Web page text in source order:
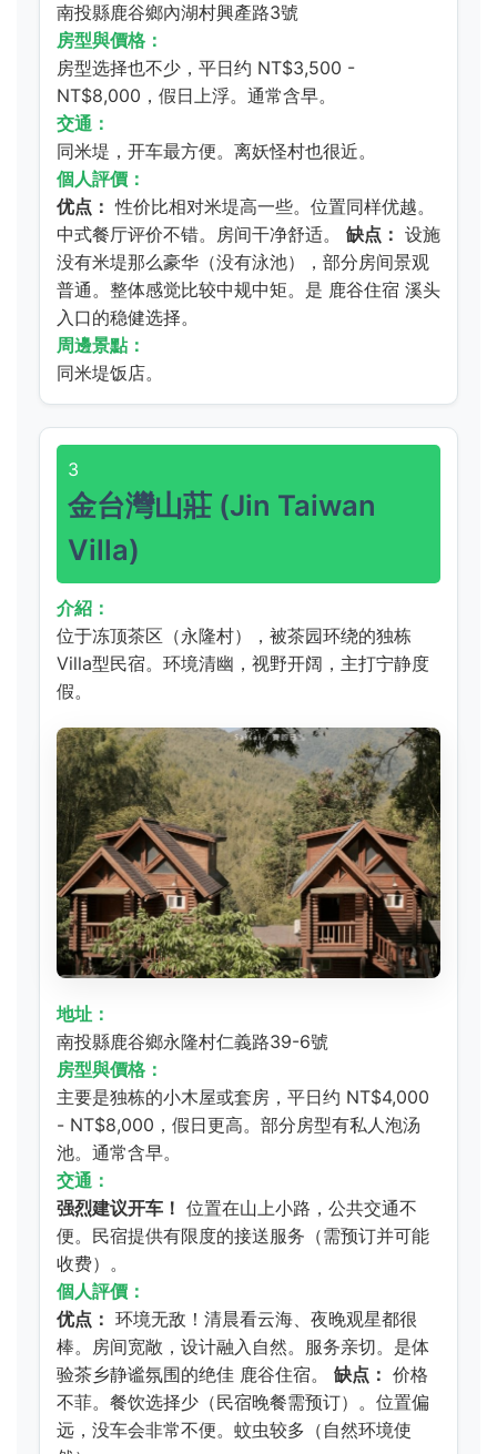
南投縣鹿谷鄉內湖村興產路3號
房型與價格：
房型选择也不少，平日约 NT$3,500 -
NT$8,000，假日上浮。通常含早。
交通：
同米堤，开车最方便。离妖怪村也很近。
個人評價：
优点： 性价比相对米堤高一些。位置同样优越。
中式餐厅评价不错。房间干净舒适。 缺点： 设施
没有米堤那么豪华（没有泳池），部分房间景观
普通。整体感觉比较中规中矩。是 鹿谷住宿 溪头
入口的稳健选择。
周邊景點：
同米堤饭店。
3
金台灣山莊 (Jin Taiwan
Villa)
介紹：
位于冻顶茶区（永隆村），被茶园环绕的独栋
Villa型民宿。环境清幽，视野开阔，主打宁静度
假。
地址：
南投縣鹿谷鄉永隆村仁義路39-6號
房型與價格：
主要是独栋的小木屋或套房，平日约 NT$4,000
- NT$8,000，假日更高。部分房型有私人泡汤
池。通常含早。
交通：
强烈建议开车！ 位置在山上小路，公共交通不
便。民宿提供有限度的接送服务（需预订并可能
收费）。
個人評價：
优点： 环境无敌！清晨看云海、夜晚观星都很
棒。房间宽敞，设计融入自然。服务亲切。是体
验茶乡静谧氛围的绝佳 鹿谷住宿。 缺点： 价格
不菲。餐饮选择少（民宿晚餐需预订）。位置偏
远，没车会非常不便。蚊虫较多（自然环境使